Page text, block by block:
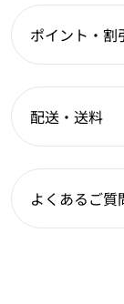
ポイント・割
配送・送料
よくあるご質